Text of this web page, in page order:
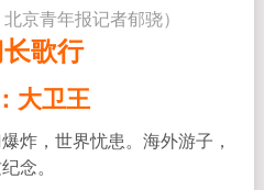
京青年报记者郁骁）
歌行
大卫王
炸，世界忧患。海外游子，
念。